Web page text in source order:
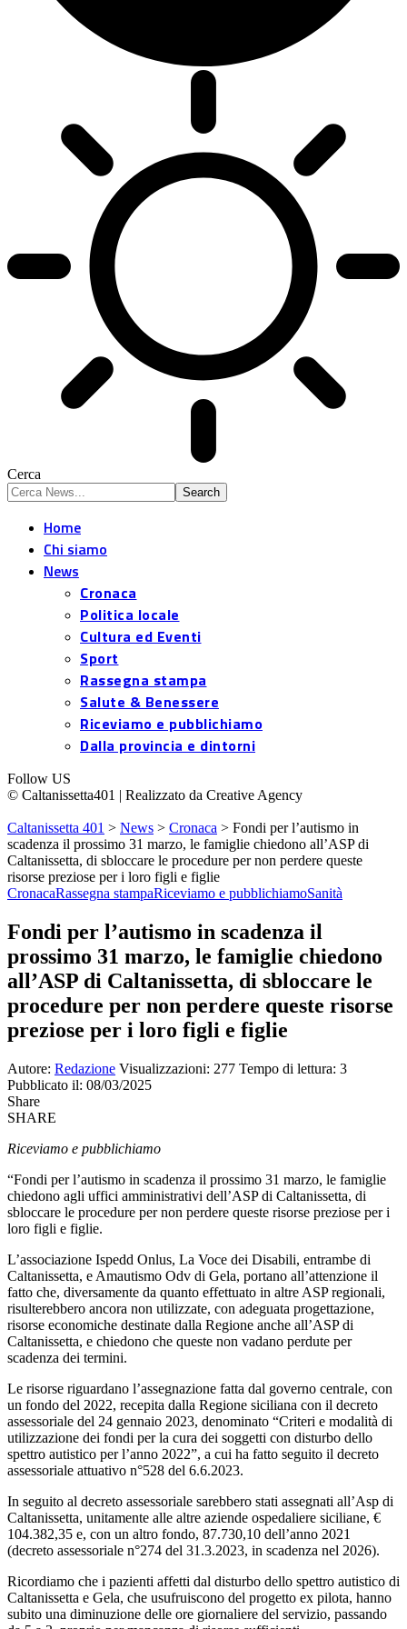
Cerca
Home
Chi siamo
News
Cronaca
Politica locale
Cultura ed Eventi
Sport
Rassegna stampa
Salute & Benessere
Riceviamo e pubblichiamo
Dalla provincia e dintorni
Follow US
© Caltanissetta401 | Realizzato da Creative Agency
Caltanissetta 401 > News > Cronaca > Fondi per l’autismo in
scadenza il prossimo 31 marzo, le famiglie chiedono all’ASP di
Caltanissetta, di sbloccare le procedure per non perdere queste
risorse preziose per i loro figli e figlie
CronacaRassegna stampaRiceviamo e pubblichiamoSanità
Fondi per l’autismo in scadenza il
prossimo 31 marzo, le famiglie chiedono
all’ASP di Caltanissetta, di sbloccare le
procedure per non perdere queste risorse
preziose per i loro figli e figlie
Autore: Redazione Visualizzazioni: 277 Tempo di lettura: 3
Pubblicato il: 08/03/2025
Share
SHARE
Riceviamo e pubblichiamo
“Fondi per l’autismo in scadenza il prossimo 31 marzo, le famiglie
chiedono agli uffici amministrativi dell’ASP di Caltanissetta, di
sbloccare le procedure per non perdere queste risorse preziose per i
loro figli e figlie.
L’associazione Ispedd Onlus, La Voce dei Disabili, entrambe di
Caltanissetta, e Amautismo Odv di Gela, portano all’attenzione il
fatto che, diversamente da quanto effettuato in altre ASP regionali,
risulterebbero ancora non utilizzate, con adeguata progettazione,
risorse economiche destinate dalla Regione anche all’ASP di
Caltanissetta, e chiedono che queste non vadano perdute per
scadenza dei termini.
Le risorse riguardano l’assegnazione fatta dal governo centrale, con
un fondo del 2022, recepita dalla Regione siciliana con il decreto
assessoriale del 24 gennaio 2023, denominato “Criteri e modalità di
utilizzazione dei fondi per la cura dei soggetti con disturbo dello
spettro autistico per l’anno 2022”, a cui ha fatto seguito il decreto
assessoriale attuativo n°528 del 6.6.2023.
In seguito al decreto assessoriale sarebbero stati assegnati all’Asp di
Caltanissetta, unitamente alle altre aziende ospedaliere siciliane, €
104.382,35 e, con un altro fondo, 87.730,10 dell’anno 2021
(decreto assessoriale n°274 del 31.3.2023, in scadenza nel 2026).
Ricordiamo che i pazienti affetti dal disturbo dello spettro autistico di
Caltanissetta e Gela, che usufruiscono del progetto ex pilota, hanno
subito una diminuzione delle ore giornaliere del servizio, passando